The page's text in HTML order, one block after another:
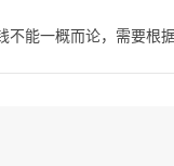
不能一概而论，需要根